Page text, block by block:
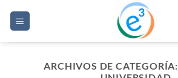
ARCHIVOS DE CATEGORÍA: